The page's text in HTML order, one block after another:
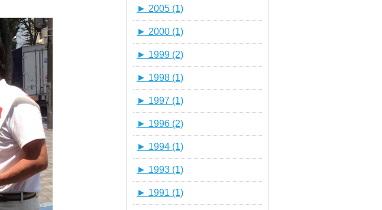
► 2005 (1)
► 2000 (1)
► 1999 (2)
► 1998 (1)
► 1997 (1)
► 1996 (2)
► 1994 (1)
► 1993 (1)
► 1991 (1)